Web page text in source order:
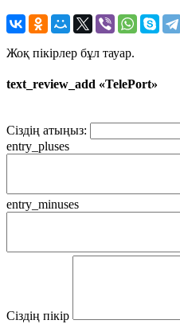
Жоқ пікірлер бұл тауар.
text_review_add «TelePort»
Сіздің атыңыз:
entry_pluses
entry_minuses
Сіздің пікір